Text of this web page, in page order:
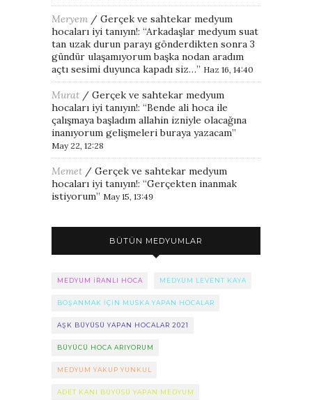
Meryem / Gerçek ve sahtekar medyum
hocaları iyi tanıyın!: “Arkadaşlar medyum suat
tan uzak durun parayı gönderdikten sonra 3
gündür ulaşamıyorum başka nodan aradım
açtı sesimi duyunca kapadı siz…” Haz 16, 14:40
Murat / Gerçek ve sahtekar medyum
hocaları iyi tanıyın!: “Bende ali hoca ile
çalışmaya başladım allahin izniyle olacağına
inanıyorum gelişmeleri buraya yazacam”
May 22, 12:28
Memet / Gerçek ve sahtekar medyum
hocaları iyi tanıyın!: “Gerçekten inanmak
istiyorum” May 15, 13:49
BÜTÜN MEDYUMLAR
MEDYUM IRANLI HOCA MEDYUM LEVENT KAYA
BOŞANMAK IÇIN MUSKA YAPAN HOCALAR
AŞK BÜYÜSÜ YAPAN HOCALAR 2021
BÜYÜCÜ HOCA ARIYORUM
MEDYUM YAKUP YUNKUL
ADET KANI BÜYÜSÜ YAPAN MEDYUM